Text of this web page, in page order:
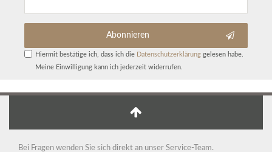
Abonnieren
Hiermit bestätige ich, dass ich die Daten­schutz­erklärunggelesen habe.
Meine Einwilligung kann ich jederzeit widerrufen.
Bei Fragen wenden Sie sich direkt an unser Service-Team.